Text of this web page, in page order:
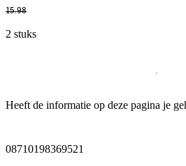
15.98
2 stuks
Heeft de informatie op deze pagina je
08710198369521